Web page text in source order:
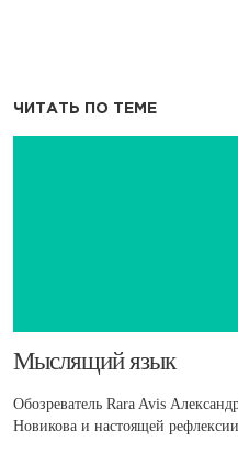
ЧИТАТЬ ПО ТЕМЕ
​Мыслящий язык
Обозреватель Rara Avis
Новикова и настоящей рефлексии